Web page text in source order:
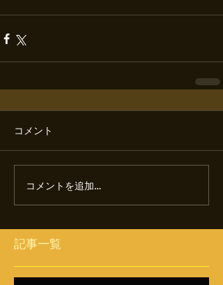
コメント
コメントを追加…
記事一覧